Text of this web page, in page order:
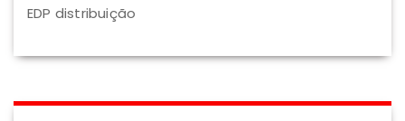
EDP distribuição